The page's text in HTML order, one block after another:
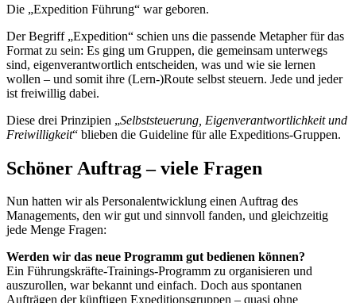
Die „Expedition Führung“ war geboren.
Der Begriff „Expedition“ schien uns die passende Metapher für das
Format zu sein: Es ging um Gruppen, die gemeinsam unterwegs
sind, eigenverantwortlich entscheiden, was und wie sie lernen
wollen – und somit ihre (Lern-)Route selbst steuern. Jede und jeder
ist freiwillig dabei.
Diese drei Prinzipien „Selbststeuerung, Eigenverantwortlichkeit und
Freiwilligkeit“ blieben die Guideline für alle Expeditions-Gruppen.
Schöner Auftrag – viele Fragen
Nun hatten wir als Personalentwicklung einen Auftrag des
Managements, den wir gut und sinnvoll fanden, und gleichzeitig
jede Menge Fragen:
Werden wir das neue Programm gut bedienen können?
Ein Führungskräfte-Trainings-Programm zu organisieren und
auszurollen, war bekannt und einfach. Doch aus spontanen
Aufträgen der künftigen Expeditionsgruppen – quasi ohne